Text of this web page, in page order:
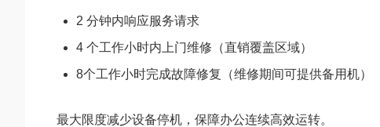
2 分钟内响应服务请求
4 个工作小时内上门维修（直销覆盖区域）
8个工作小时完成故障修复（维修期间可提供备用机）
最大限度减少设备停机，保障办公连续高效运转。